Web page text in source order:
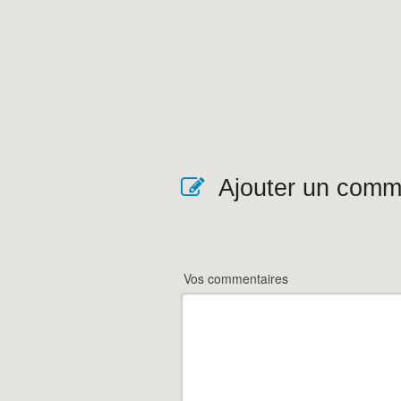
Ajouter un
Vos commentaires